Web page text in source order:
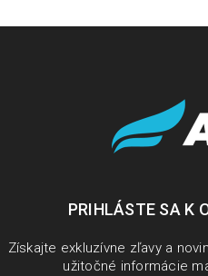
PRIHLÁSTE SA K
Získajte exkluzívne zľavy a
užitočné informácie